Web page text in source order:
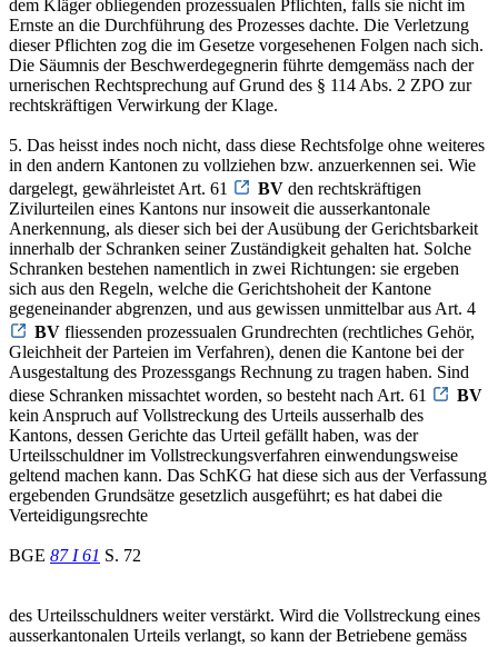
dem Kläger obliegenden prozessualen Pflichten, falls sie nicht im
Ernste an die Durchführung des Prozesses dachte. Die Verletzung
dieser Pflichten zog die im Gesetze vorgesehenen Folgen nach sich.
Die Säumnis der Beschwerdegegnerin führte demgemäss nach der
urnerischen Rechtsprechung auf Grund des § 114 Abs. 2 ZPO zur
rechtskräftigen Verwirkung der Klage.
5. Das heisst indes noch nicht, dass diese Rechtsfolge ohne weiteres
in den andern Kantonen zu vollziehen bzw. anzuerkennen sei. Wie
dargelegt, gewährleistet Art. 61
BV den rechtskräftigen
Zivilurteilen eines Kantons nur insoweit die ausserkantonale
Anerkennung, als dieser sich bei der Ausübung der Gerichtsbarkeit
innerhalb der Schranken seiner Zuständigkeit gehalten hat. Solche
Schranken bestehen namentlich in zwei Richtungen: sie ergeben
sich aus den Regeln, welche die Gerichtshoheit der Kantone
gegeneinander abgrenzen, und aus gewissen unmittelbar aus Art. 4
BV fliessenden prozessualen Grundrechten (rechtliches Gehör,
Gleichheit der Parteien im Verfahren), denen die Kantone bei der
Ausgestaltung des Prozessgangs Rechnung zu tragen haben. Sind
diese Schranken missachtet worden, so besteht nach Art. 61
BV
kein Anspruch auf Vollstreckung des Urteils ausserhalb des
Kantons, dessen Gerichte das Urteil gefällt haben, was der
Urteilsschuldner im Vollstreckungsverfahren einwendungsweise
geltend machen kann. Das SchKG hat diese sich aus der Verfassung
ergebenden Grundsätze gesetzlich ausgeführt; es hat dabei die
Verteidigungsrechte
BGE 87 I 61 S. 72
des Urteilsschuldners weiter verstärkt. Wird die Vollstreckung eines
ausserkantonalen Urteils verlangt, so kann der Betriebene gemäss